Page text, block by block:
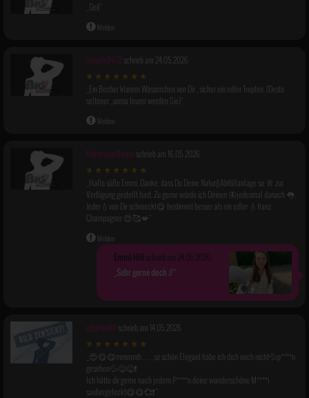
Geil
Melden
spezis9472 schrieb am 24.05.2026
Ein Becher klarem Wässerchen von Dir , sicher ein edler Tropfen. (Desto
seltener ,,umso teurer werden Sie)
Melden
HermannNameschrieb am 16.05.2026
Hallo süße Emmi, Danke, dass Du Deine Natur🍾Abfüllanlage so 🥂 zur
Verfügung gestellt hast. Zu gerne würde ich Deinen 🦋jedesmal danach 👅.
Jeder💧von Dir schmeckt😋 bestimmt besser als ein edler 💧franz.
Champagner 😍🥰💋
Melden
Emmi-Hill schrieb am 24.05.2026:
Sehr gerne doch ;)
charlie68 schrieb am 14.05.2026
😍😋😋mmmmh . . . , so schön Elegant habe ich dich noch nicht💦p****n
gesehen💦😋😋❗️
Ich hätte dir gerne nach jedem P****n deine wunderschöne M****i
saubergeleckt😋😋💞❗️